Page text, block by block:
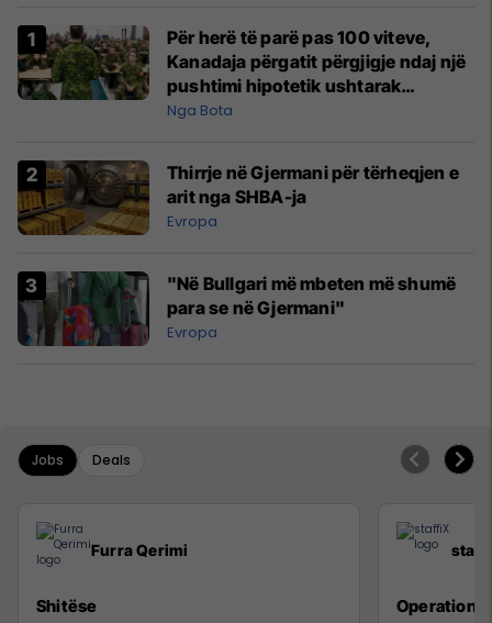
Për herë të parë pas 100 viteve,
Kanadaja përgatit përgjigje ndaj një
pushtimi hipotetik ushtarak
amerikan
Nga Bota
Thirrje në Gjermani për tërheqjen e
arit nga SHBA-ja
Evropa
"Në Bullgari më mbeten më shumë
para se në Gjermani"
Evropa
Jobs Deals
Furra Qerimi
Shitëse Operations